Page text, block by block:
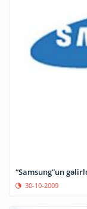
“Samsung”un
30-10-2009